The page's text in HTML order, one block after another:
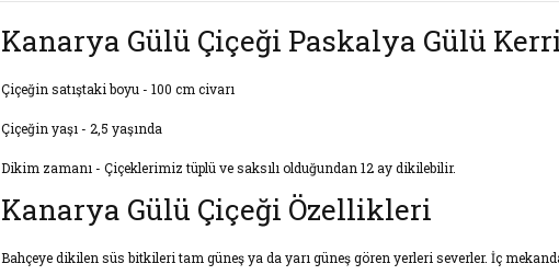
Kanarya Gülü Çiçeği Paskalya Gülü
Çiçeğin satıştaki boyu - 100 cm civarı
Çiçeğin yaşı - 2,5 yaşında
Dikim zamanı - Çiçeklerimiz tüplü ve saksılı olduğundan 12 ay dikilebilir.
Kanarya Gülü Çiçeği Özellikleri
Bahçeye dikilen süs bitkileri tam güneş ya da yarı güneş gören yerleri severler. İç